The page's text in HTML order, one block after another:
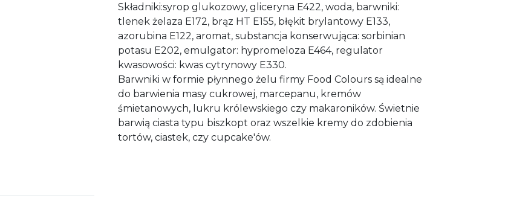
Składniki:syrop glukozowy, gliceryna E422, woda, barwniki:
tlenek żelaza E172, brąz HT E155, błękit brylantowy E133,
azorubina E122, aromat, substancja konserwująca: sorbinian
potasu E202, emulgator: hypromeloza E464, regulator
kwasowości: kwas cytrynowy E330.
Barwniki w formie płynnego żelu firmy Food Colours są idealne
do barwienia masy cukrowej, marcepanu, kremów
śmietanowych, lukru królewskiego czy makaroników. Świetnie
barwią ciasta typu biszkopt oraz wszelkie kremy do zdobienia
tortów, ciastek, czy cupcake'ów.